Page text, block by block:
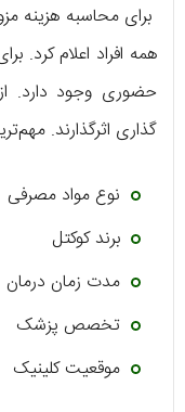
برای محاسبه هزینه
همه افراد اعلام کرد.
حضوری وجود دارد.
گذاری اثرگذارند.
نوع مواد مصرفی
برند کوکتل
مدت زمان درمان
تخصص پزشک
موقعیت کلینیک